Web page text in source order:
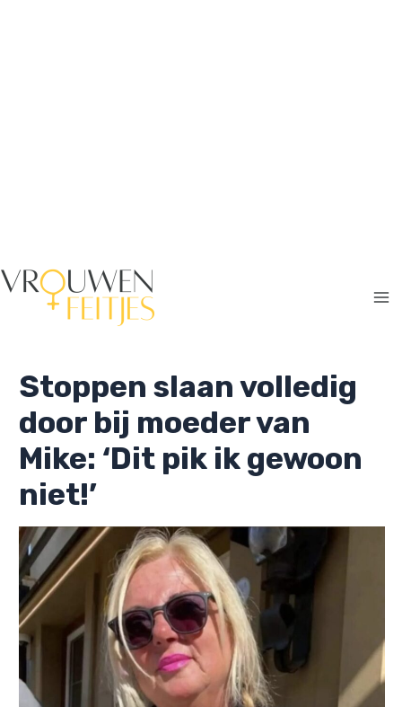
Stoppen slaan volledig
door bij moeder van
Mike: ‘Dit pik ik gewoon
niet!’